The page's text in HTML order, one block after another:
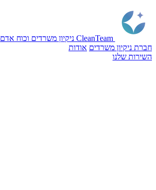
CleanTeam ניקיון משרדים וכוח אדם
חברת ניקיון משרדים אודות
השירות שלנו